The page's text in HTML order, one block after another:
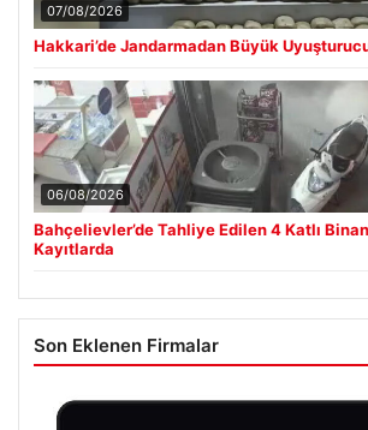
07/08/2026
Hakkari’de Jandarmadan Büyük
06/08/2026
Bahçelievler’de Tahliye Edilen 4 Katlı
Kayıtlarda
Son Eklenen Firmalar